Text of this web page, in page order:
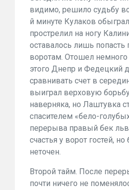
видимо, решило судьбу
й минуте Кулаков
прострелил на ногу
оставалось лишь попасть
воротам. Отошел немного
этого Днепр и Федецкий
сравнивать счет в
выиграл верховую
наверняка, но Лаштувка
спасителем «бело-
перерыва правый бек
счастья у ворот гостей,
неточен.
Второй тайм. После
почти ничего не